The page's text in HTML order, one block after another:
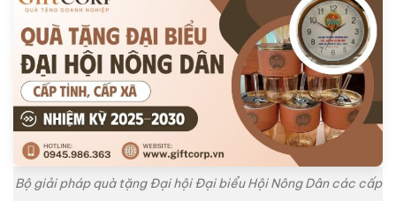
Bộ giải pháp quà tặng Đại hội Đại biểu Hội Nông Dân các cấp